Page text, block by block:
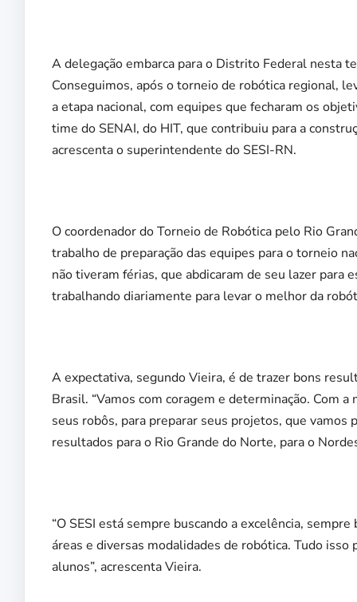
A delegação embarca para o Distrito Federal nesta
Conseguimos, após o torneio de robótica regional,
a etapa nacional, com equipes que fecharam os
time do SENAI, do HIT, que contribuiu para a
acrescenta o superintendente do SESI-RN.
O coordenador do Torneio de Robótica pelo Rio
trabalho de preparação das equipes para o torneio
não tiveram férias, que abdicaram de seu lazer
trabalhando diariamente para levar o melhor da
A expectativa, segundo Vieira, é de trazer bons
Brasil. “Vamos com coragem e determinação. Com
seus robôs, para preparar seus projetos, que vamos
resultados para o Rio Grande do Norte, para o
“O SESI está sempre buscando a excelência,
áreas e diversas modalidades de robótica. Tudo
alunos”, acrescenta Vieira.